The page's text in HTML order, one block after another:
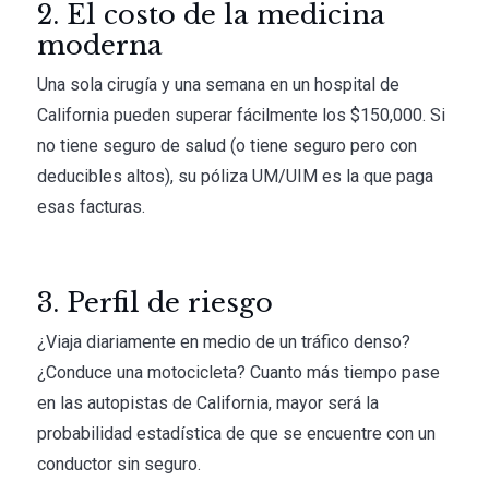
2. El costo de la medicina
moderna
Una sola cirugía y una semana en un hospital de
California pueden superar fácilmente los $150,000. Si
no tiene seguro de salud (o tiene seguro pero con
deducibles altos), su póliza UM/UIM es la que paga
esas facturas.
3. Perfil de riesgo
¿Viaja diariamente en medio de un tráfico denso?
¿Conduce una motocicleta? Cuanto más tiempo pase
en las autopistas de California, mayor será la
probabilidad estadística de que se encuentre con un
conductor sin seguro.